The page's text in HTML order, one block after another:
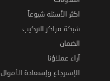
اكثر الأسئلة شيوعاً
شبكة مراكز التركيب
الضمان
آراء عملاؤنا
الإسترجاع وإستعادة الأموال